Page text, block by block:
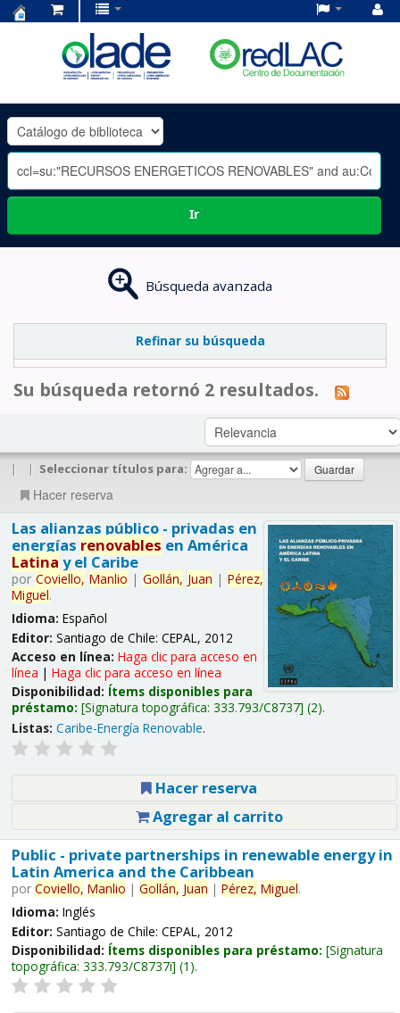
OLADE
-
Ir
Búsqueda avanzada
Refinar su búsqueda
Su búsqueda retornó 2 resultados.
| | Seleccionar títulos para:
Hacer reserva
Las alianzas público - privadas en
energías renovables en América
Latina y el Caribe
por Coviello, Manlio | Gollán, Juan | Pérez,
Miguel.
Idioma: Español
Editor: Santiago de Chile: CEPAL, 2012
Acceso en línea: Haga clic para acceso en
línea | Haga clic para acceso en línea
Disponibilidad: Ítems disponibles para
préstamo: Signatura topográfica: 333.793/C8737 (2).
Listas: Caribe-Energía Renovable.
Hacer reserva
Agregar al carrito
Public - private partnerships in renewable energy in
Latin America and the Caribbean
por Coviello, Manlio | Gollán, Juan | Pérez, Miguel.
Idioma: Inglés
Editor: Santiago de Chile: CEPAL, 2012
Disponibilidad: Ítems disponibles para préstamo: Signatura
topográfica: 333.793/C8737i (1).